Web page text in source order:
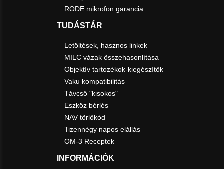
RODE mikrofon garancia
TUDÁSTÁR
Letöltések, hasznos linkek
MILC vázak összehasonlítása
Objektív tartozékok-kiegészítők
Vaku kompatibilitás
Távcső "kisokos"
Eszköz bérlés
NAV törlőkód
Tizennégy napos elállás
OM-3 Receptek
INFORMÁCIÓK